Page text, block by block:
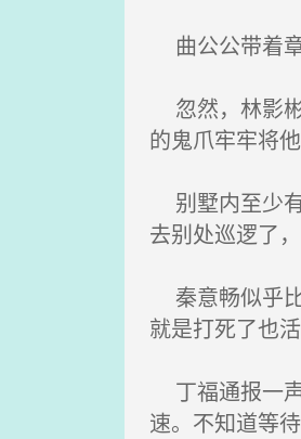
曲公公带着
忽然，林影
的鬼爪牢牢将他
别墅内至少
去别处巡逻了
秦意畅似乎
就是打死了也活
丁福通报一
速。不知道等